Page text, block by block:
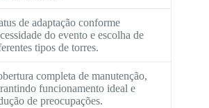
de adaptação conforme
do evento e escolha de
tipos de torres.
completa de manutenção,
funcionamento ideal e
de preocupações.